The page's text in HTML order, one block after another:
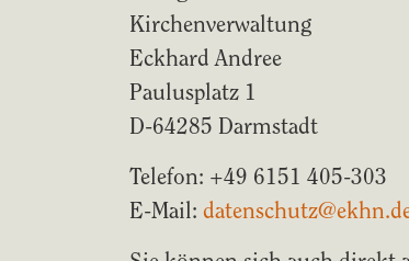
Kirchenverwaltung
Eckhard Andree
Paulusplatz 1
D-64285 Darmstadt
Telefon: +49 6151 405-303
E-Mail: